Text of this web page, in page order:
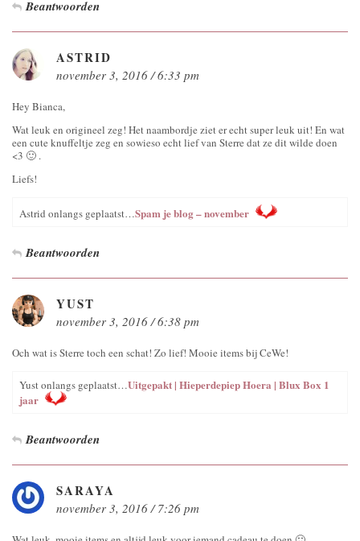
Beantwoorden
ASTRID
november 3, 2016 / 6:33 pm
Hey Bianca,
Wat leuk en origineel zeg! Het naambordje ziet er echt super leuk uit! En wat
een cute knuffeltje zeg en sowieso echt lief van Sterre dat ze dit wilde doen
<3 🙂 .
Liefs!
Astrid onlangs geplaatst…Spam je blog – november
Beantwoorden
YUST
november 3, 2016 / 6:38 pm
Och wat is Sterre toch een schat! Zo lief! Mooie items bij CeWe!
Yust onlangs geplaatst…Uitgepakt | Hieperdepiep Hoera | Blux Box 1
jaar
Beantwoorden
SARAYA
november 3, 2016 / 7:26 pm